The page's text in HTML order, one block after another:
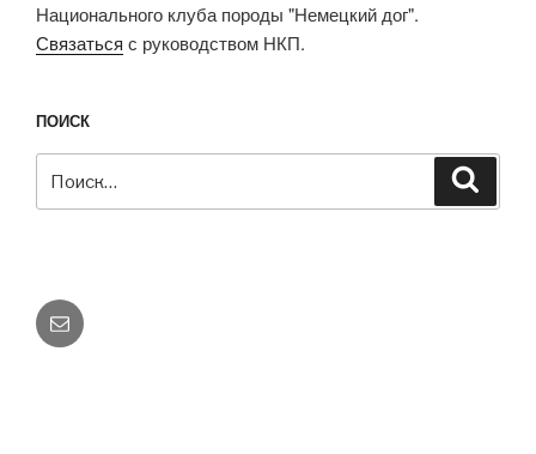
Национального клуба породы "Немецкий дог".
Связаться с руководством НКП.
ПОИСК
E-
mail